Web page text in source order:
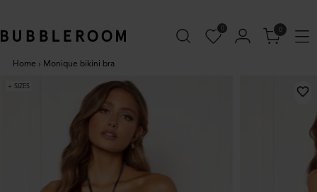
0 0
Home › Monique bikini bra
+ SIZES